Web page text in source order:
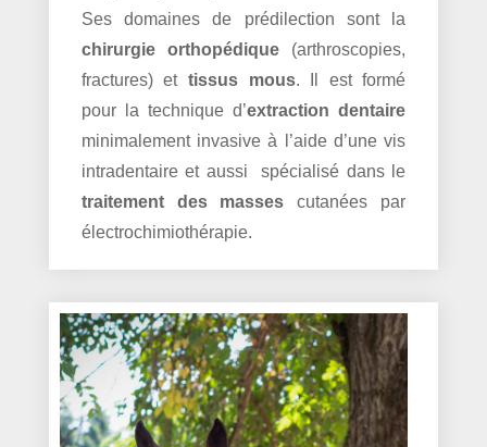
Ses domaines de prédilection sont la
chirurgie orthopédique (arthroscopies,
fractures) et tissus mous. Il est formé
pour la technique d’extraction dentaire
minimalement invasive à l’aide d’une vis
intradentaire et aussi spécialisé dans le
traitement des masses cutanées par
électrochimiothérapie.